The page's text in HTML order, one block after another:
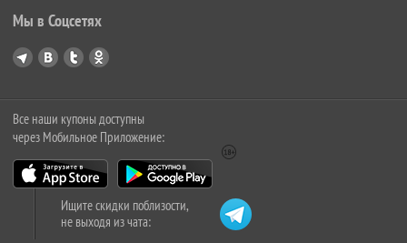
Мы в Соцсетях
Все наши купоны доступны
через Мобильное Приложение:
Ищите скидки поблизости,
не выходя из чата: